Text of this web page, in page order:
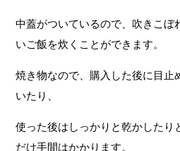
中蓋がついているので、吹きこぼ
いご飯を炊くことができます。
焼き物なので、購入した後に目止
いたり、
使った後はしっかりと乾かしたり
だけ手間はかかります。